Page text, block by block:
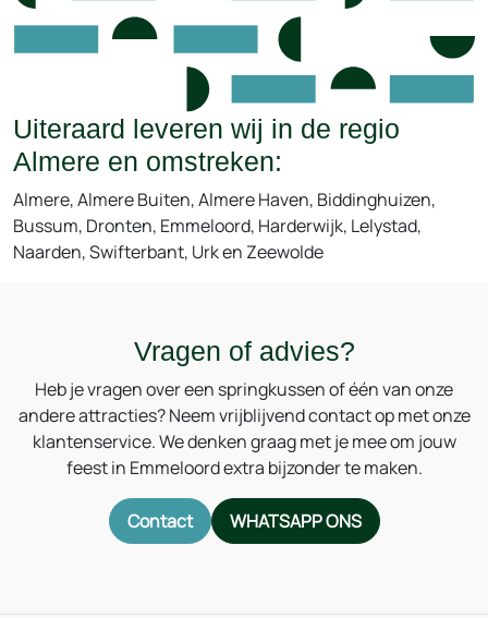
Uiteraard leveren wij in de regio
Almere en omstreken:
Almere, Almere Buiten, Almere Haven, Biddinghuizen,
Bussum, Dronten, Emmeloord, Harderwijk, Lelystad,
Naarden, Swifterbant, Urk en Zeewolde
Vragen of advies?
Heb je vragen over een springkussen of één van onze
andere attracties? Neem vrijblijvend contact op met onze
klantenservice. We denken graag met je mee om jouw
feest in Emmeloord extra bijzonder te maken.
Contact WHATSAPP ONS